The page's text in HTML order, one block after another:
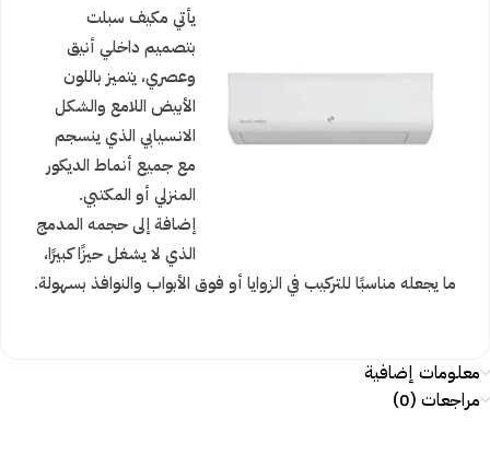
يأتي مكيف سبلت
بتصميم داخلي أنيق
وعصري، يتميز باللون
الأبيض اللامع والشكل
الانسيابي الذي ينسجم
مع جميع أنماط الديكور
المنزلي أو المكتبي.
إضافة إلى حجمه المدمج
الذي لا يشغل حيزًا كبيرًا،
ما يجعله مناسبًا للتركيب في الزوايا أو فوق الأبواب والنوافذ بسهولة.
معلومات إضافية
مراجعات (0)